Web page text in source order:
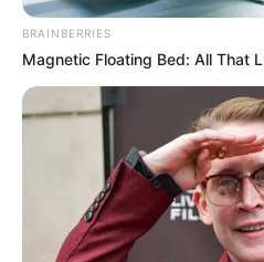
segundos, sin tragarla.
Este método ayuda a
hacerlo una o dos veces
irritaciones.
Alimentación: tu sonrisa
comes
La salud bucal comienza
alimentos ricos en calcio,
BRAINBERRIES
Magnetic Floating Bed: All That